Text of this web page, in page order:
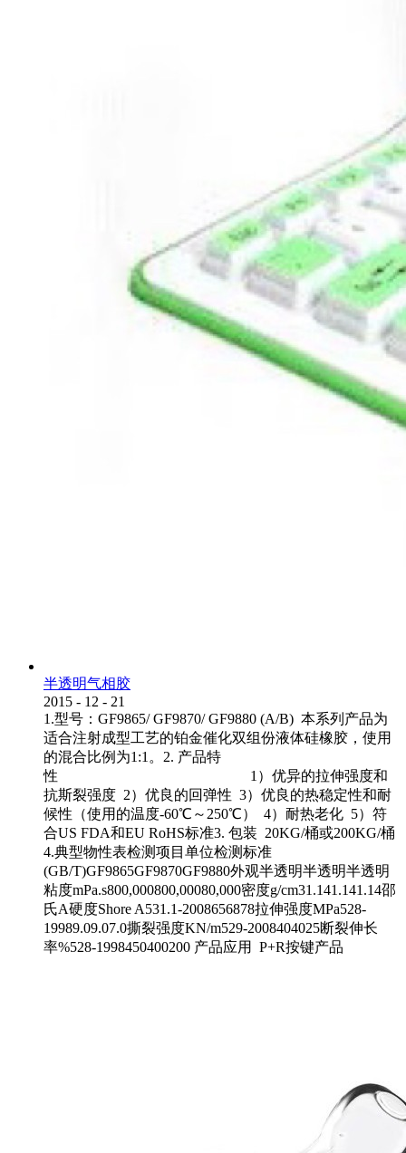
半透明气相胶
2015 - 12 - 21
1.型号：GF9865/ GF9870/ GF9880 (A/B) 本系列产品为
适合注射成型工艺的铂金催化双组份液体硅橡胶，使用
的混合比例为1:1。2. 产品特
性 1）优异的拉伸强度和
抗斯裂强度 2）优良的回弹性 3）优良的热稳定性和耐
候性（使用的温度-60℃～250℃） 4）耐热老化 5）符
合US FDA和EU RoHS标准3. 包装 20KG/桶或200KG/桶
4.典型物性表检测项目单位检测标准
(GB/T)GF9865GF9870GF9880外观半透明半透明半透明
粘度mPa.s800,000800,00080,000密度g/cm31.141.141.14邵
氏A硬度Shore A531.1-2008656878拉伸强度MPa528-
19989.09.07.0撕裂强度KN/m529-2008404025断裂伸长
率%528-1998450400200 产品应用 P+R按键产品